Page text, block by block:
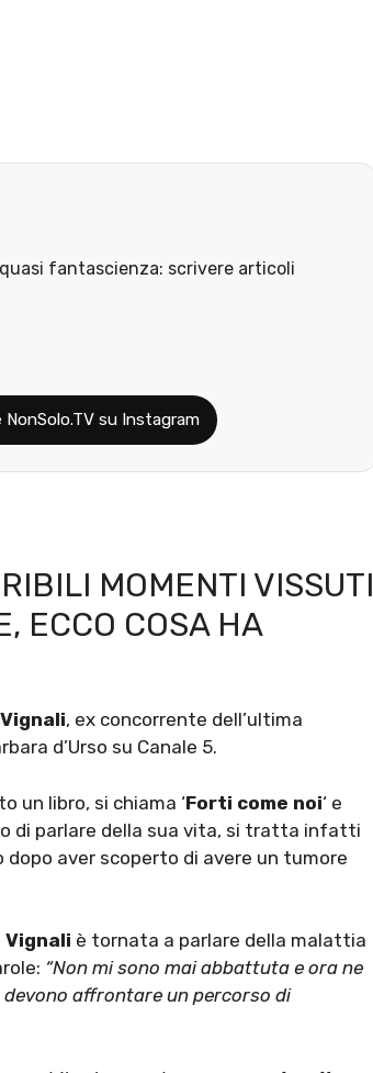
fantascienza: scrivere articoli
NonSolo.TV su Instagram
MOMENTI VISSUTI
ECCO COSA HA
, ex concorrente dell’ultima
d’Urso su Canale 5.
un libro, si chiama ‘Forti come noi‘ e
di parlare della sua vita, si tratta infatti
aver scoperto di avere un tumore
è tornata a parlare della malattia
“Non mi sono mai abbattuta e ora ne
devono affrontare un percorso di